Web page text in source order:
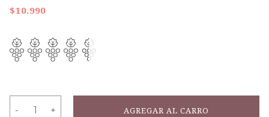
$10.990
+
- +
- AGREGAR AL CARRO